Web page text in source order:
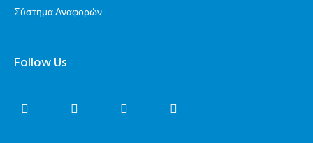
Σύστημα Αναφορών
Follow Us